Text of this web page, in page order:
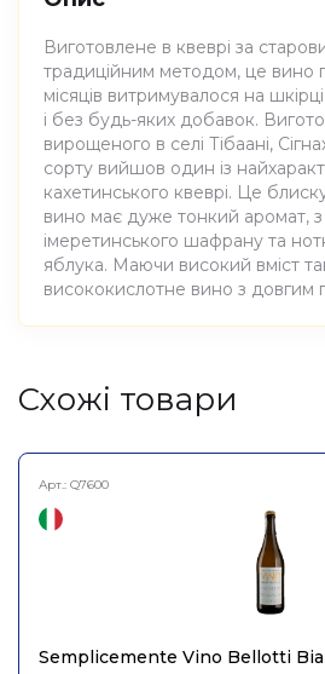
Виготовлене в квеврі за
традиційним методом, це вино
місяців витримувалося на
і без будь-яких добавок.
вирощеного в селі Тібаані,
сорту вийшов один із
кахетинського квеврі. Це
вино має дуже тонкий аромат, з
імеретинського шафрану та
яблука. Маючи високий вміст
висококислотне вино з довгим
Атрибути
Ocho 0,75л
Грузія
Cхожі товари
Арт.: Q7600
Semplicemente Vino Bellotti